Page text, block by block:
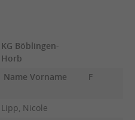
KG Böblingen-
Horb
Name Vorname F
Lipp, Nicole